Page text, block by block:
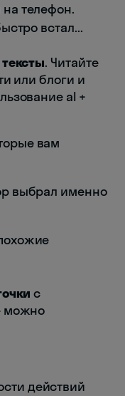
телефон.
встал...
. Читайте
или блоги и
al +
вам
выбрал именно
с
можно
действий